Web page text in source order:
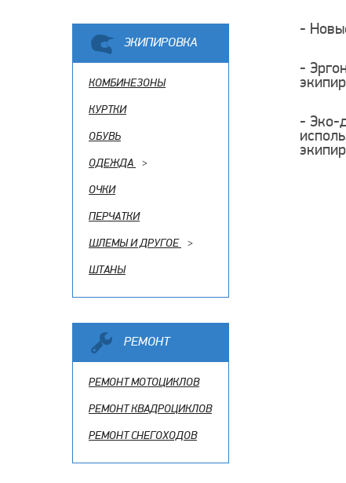
ЭКИПИРОВКА
КОМБИНЕЗОНЫ
КУРТКИ
ОБУВЬ
ОДЕЖДА
>
ОЧКИ
ПЕРЧАТКИ
ШЛЕМЫ И ДРУГОЕ >
ШТАНЫ
РЕМОНТ
РЕМОНТ МОТОЦИКЛОВ
РЕМОНТ КВАДРОЦИКЛОВ
РЕМОНТ СНЕГОХОДОВ
-
-
- Эко-